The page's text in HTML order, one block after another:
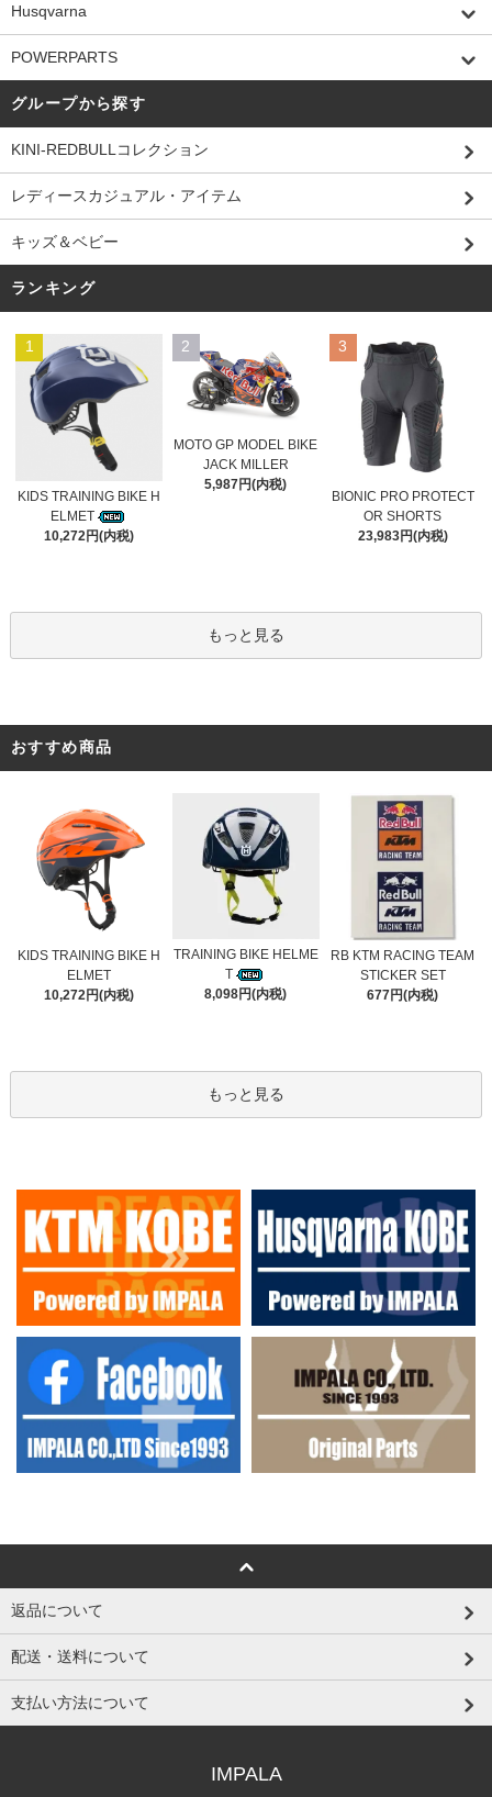
Husqvarna
POWERPARTS
グループから探す
KINI-REDBULLコレクション
レディースカジュアル・アイテム
キッズ＆ベビー
ランキング
1
KIDS TRAINING BIKE H
ELMET
10,272円(内税)
2
MOTO GP MODEL BIKE
JACK MILLER
5,987円(内税)
3
BIONIC PRO PROTECT
OR SHORTS
23,983円(内税)
もっと見る
おすすめ商品
KIDS TRAINING BIKE H
ELMET
10,272円(内税)
TRAINING BIKE HELME
T
8,098円(内税)
RB KTM RACING TEAM
STICKER SET
677円(内税)
もっと見る
返品について
配送・送料について
支払い方法について
IMPALA